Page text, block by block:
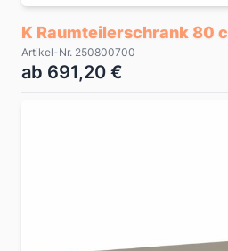
K Raumteilerschrank 80
Artikel-Nr. 250800700
ab 691,20 €